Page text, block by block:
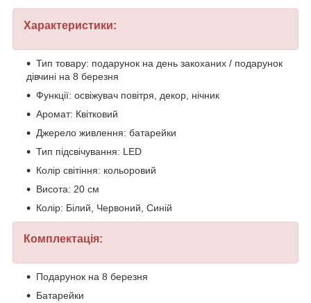
Характеристики:
Тип товару: подарунок на день закоханих / подарунок
дівчині на 8 березня
Функції: освіжувач повітря, декор, нічник
Аромат: Квітковий
Джерело живлення: батарейки
Тип підсвічування: LED
Колір світіння: кольоровий
Висота: 20 см
Колір: Білий, Червоний, Синій
Комплектація:
Подарунок на 8 березня
Батарейки